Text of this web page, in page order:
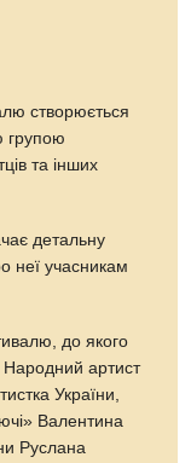
створюється
групою
та інших
детальну
неї учасникам
до якого
Народний артист
України,
Валентина
Руслана